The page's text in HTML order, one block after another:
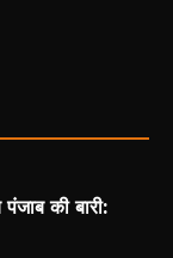
की बारी: